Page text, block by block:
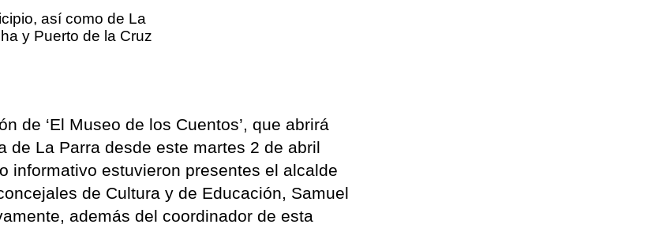
así como de La
y Puerto de la Cruz
de ‘El Museo de los Cuentos’, que abrirá
de La Parra desde este martes 2 de abril
informativo estuvieron presentes el alcalde
de Cultura y de Educación, Samuel
además del coordinador de esta